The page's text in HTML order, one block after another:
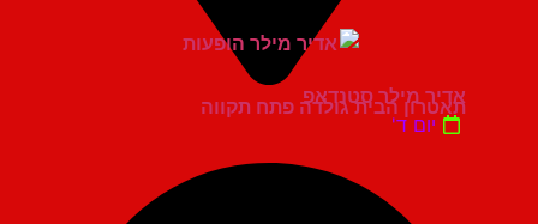
תאטרון הבית גולדה פתח תקווה
אדיר מילר סטנדאפ
יום ד'